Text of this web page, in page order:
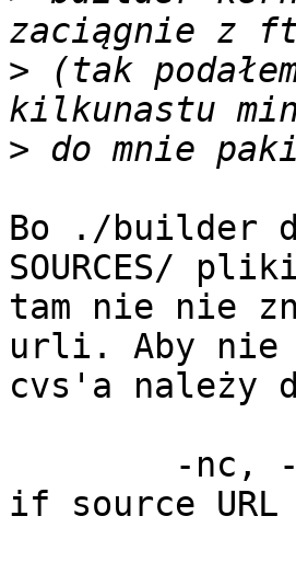
> (tak
>
Bo ./builder
SOURCES/
tam nie nie
urli. Aby nie
cvs'a należy
if source